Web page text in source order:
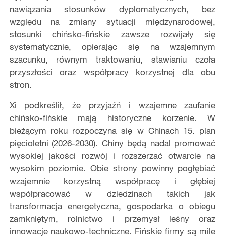
nawiązania stosunków dyplomatycznych, bez
względu na zmiany sytuacji międzynarodowej,
stosunki chińsko-fińskie zawsze rozwijały się
systematycznie, opierając się na wzajemnym
szacunku, równym traktowaniu, stawianiu czoła
przyszłości oraz współpracy korzystnej dla obu
stron.
Xi podkreślił, że przyjaźń i wzajemne zaufanie
chińsko-fińskie mają historyczne korzenie. W
bieżącym roku rozpoczyna się w Chinach 15. plan
pięcioletni (2026-2030). Chiny będą nadal promować
wysokiej jakości rozwój i rozszerzać otwarcie na
wysokim poziomie. Obie strony powinny pogłębiać
wzajemnie korzystną współpracę i głębiej
współpracować w dziedzinach takich jak
transformacja energetyczna, gospodarka o obiegu
zamkniętym, rolnictwo i przemysł leśny oraz
innowacje naukowo-techniczne. Fińskie firmy są mile